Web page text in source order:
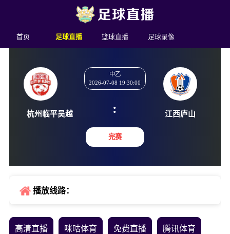
首页 足球直播 篮球直播 足球录像
杭州临平吴越
中乙
2026-07-08 19:30:00
:
完赛
播放线路：
高清直播 咪咕体育 免费直播 腾讯体育